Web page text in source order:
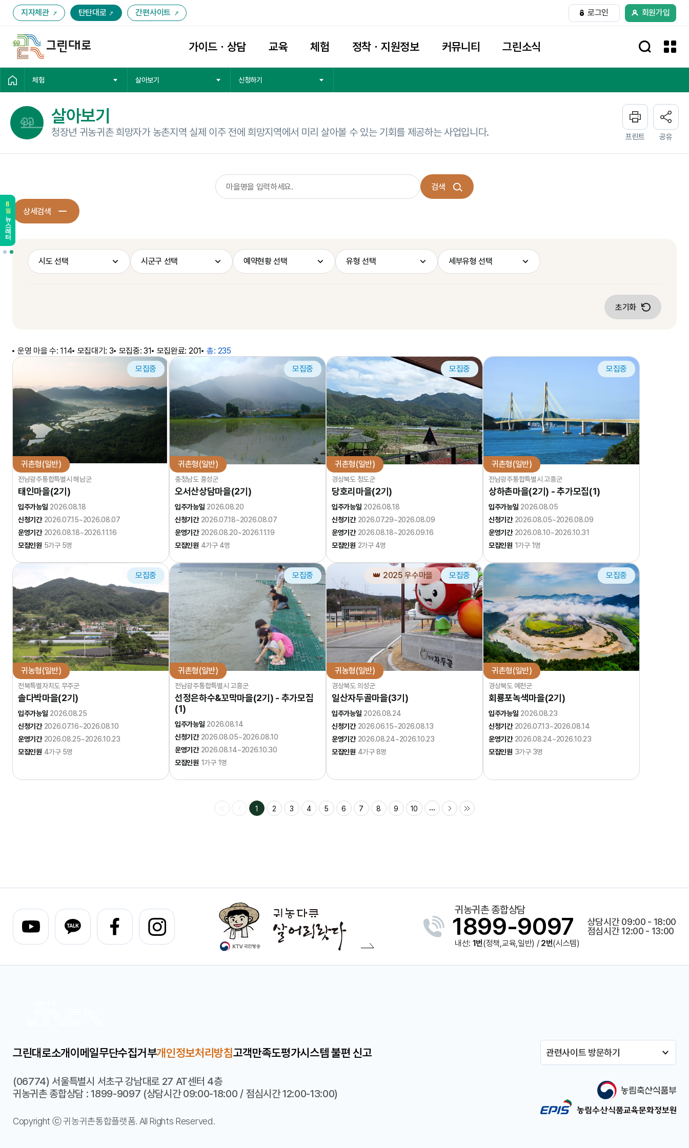
지자체관 탄탄대로 간편사이트 로그인 회원가입
가이드ㆍ상담 교육 체험 정착ㆍ지원정보 커뮤니티 그린소식
체험 살아보기 신청하기
살아보기
청장년 귀농귀촌 희망자가 농촌지역 실제 이주 전에 희망지역에서 미리 살아볼 수 있는 기회를 제공하는 사업입니다. 프린트 공유
검색
상세검색
시도 선택 시군구 선택 예약현황 선택 유형 선택 세부유형 선택
초기화
운영 마을 수: 114 모집대기: 3 모집중: 31 모집완료: 201 총: 235
귀촌형(일반)
모집중
전남광주통합특별시 해남군
태인마을(2기)
입주가능일 2026.08.18
신청기간 2026.07.15~2026.08.07
운영기간 2026.08.18~2026.11.16
모집인원 5가구 5명
귀촌형(일반)
모집중
충청남도 홍성군
오서산상담마을(2기)
입주가능일 2026.08.20
신청기간 2026.07.18~2026.08.07
운영기간 2026.08.20~2026.11.19
모집인원 4가구 4명
귀촌형(일반)
모집중
경상북도 청도군
당호리마을(2기)
입주가능일 2026.08.18
신청기간 2026.07.29~2026.08.09
운영기간 2026.08.18~2026.09.16
모집인원 2가구 4명
귀촌형(일반)
모집중
전남광주통합특별시 고흥군
상하촌마을(2기) - 추가모집(1)
입주가능일 2026.08.05
신청기간 2026.08.05~2026.08.09
운영기간 2026.08.10~2026.10.31
모집인원 1가구 1명
귀농형(일반)
모집중
전북특별자치도 무주군
솔다박마을(2기)
입주가능일 2026.08.25
신청기간 2026.07.16~2026.08.10
운영기간 2026.08.25~2026.10.23
모집인원 4가구 5명
귀촌형(일반)
모집중
전남광주통합특별시 고흥군
선정은하수&꼬막마을(2기) - 추가모집
(1)
입주가능일 2026.08.14
신청기간 2026.08.05~2026.08.10
운영기간 2026.08.14~2026.10.30
모집인원 1가구 1명
귀농형(일반)
👑 2025 우수마을 모집중
경상북도 의성군
일산자두골마을(3기)
입주가능일 2026.08.24
신청기간 2026.06.15~2026.08.13
운영기간 2026.08.24~2026.10.23
모집인원 4가구 8명
귀촌형(일반)
모집중
경상북도 예천군
회룡포녹색마을(2기)
입주가능일 2026.08.23
신청기간 2026.07.13~2026.08.14
운영기간 2026.08.24~2026.10.23
모집인원 3가구 3명
1 2 3 4 5 6 7 8 9 10
귀농귀촌 종합상담
1899-9097
내선: 1번(정책,교육,일반) / 2번(시스템)
상담시간 09:00 - 18:00
점심시간 12:00 - 13:00
그린대로소개이메일무단수집거부개인정보처리방침고객만족도평가시스템 불편 신고
(06774) 서울특별시 서초구 강남대로 27 AT센터 4층
귀농귀촌 종합상담 : 1899-9097 (상담시간 09:00-18:00 / 점심시간 12:00-13:00)
Copyright ⓒ 귀농귀촌통합플랫폼. All Rights Reserved.
관련사이트 방문하기